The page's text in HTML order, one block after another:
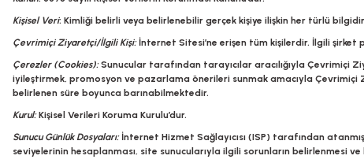
Kişisel Veri: Kimliği belirli veya belirlenebilir gerçek kişiye ilişkin her türlü
Çevrimiçi Ziyaretçi/İlgili Kişi:İnternet Sitesi’ne erişen tüm kişilerdir. İlgili şirket
Çerezler (Cookies):Sunucular tarafından tarayıcılar aracılığıyla Çevrimiçi
iyileştirmek, promosyon ve pazarlama önerileri sunmak amacıyla Çevrimiçi
belirlenen süre boyunca barınabilmektedir.
Kurul:Kişisel Verileri Koruma Kurulu’dur.
Sunucu Günlük Dosyaları:İnternet Hizmet Sağlayıcısı (ISP) tarafından
seviyelerinin hesaplanması, site sunucularıyla ilgili sorunların belirlenmesi